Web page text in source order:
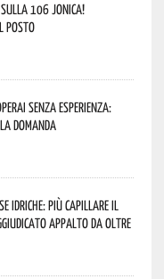
106 Jonica!
posto
senza esperienza:
domanda
idriche: più capillare il
appalto da oltre